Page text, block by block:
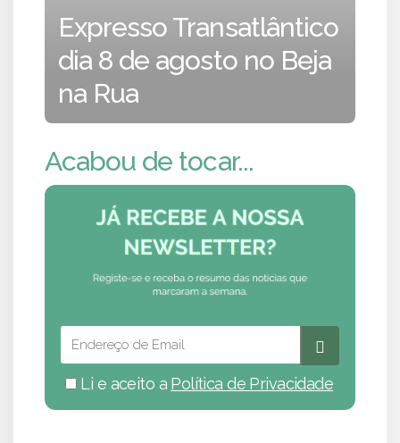
Expresso Transatlântico
dia 8 de agosto no Beja
na Rua
Acabou de tocar...
Li e aceito a Política de Privacidade